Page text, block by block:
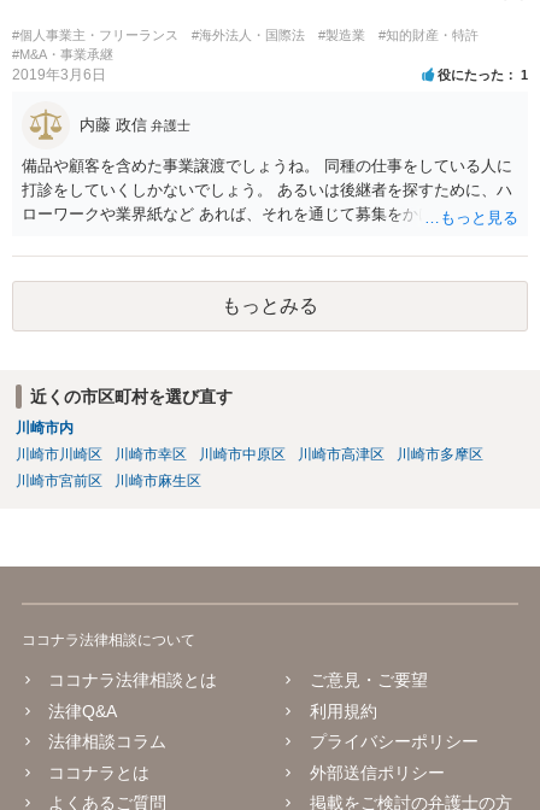
#個人事業主・フリーランス #海外法人・国際法 #製造業
#知的財産・特許
#M&A・事業承継
2019年3月6日 役にたった 1
内藤 政信 弁護士
備品や顧客を含めた事業譲渡でしょうね。 同種の仕事をしている人に
打診をしていくしかないでしょう。 あるいは後継者を探すために、ハ
ローワークや業界紙など あれば、それを通じて募集をかけてみるか。
もっとみる
近くの市区町村を選び直す
川崎市内
川崎市川崎区
川崎市幸区 川崎市中原区 川崎市高津区
川崎市多摩区
川崎市宮前区
川崎市麻生区
ココナラ法律相談について
ココナラ法律相談とは
法律Q&A
法律相談コラム
ココナラとは
よくあるご質問
ご意見・ご要望
利用規約
プライバシーポリシー
外部送信ポリシー
掲載をご検討の弁護士の方